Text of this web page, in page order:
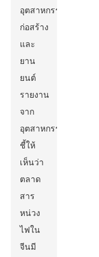
อุตสาหกรรม
ก่อสร้าง
และ
ยาน
ยนต์
รายงาน
จาก
อุตสาหกรรม
ชี้ให้
เห็นว่า
ตลาด
สาร
หน่วง
ไฟใน
จีนมี